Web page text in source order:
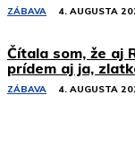
ZÁBAVA 4. AUGUSTA
Čítala som, že aj
prídem aj ja,
ZÁBAVA 4. AUGUSTA